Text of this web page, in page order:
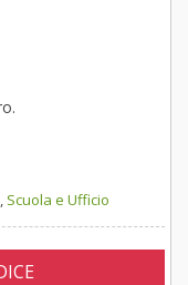
, Scuola e Ufficio